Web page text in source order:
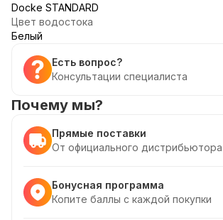
Docke STANDARD
Цвет водостока
Белый
Есть вопрос?
Консультации специалиста
Почему мы?
Прямые поставки
От официального дистрибьютора
Бонусная программа
Копите баллы с каждой покупки